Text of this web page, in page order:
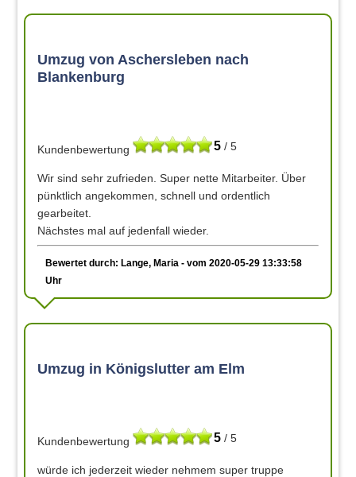
Umzug von Aschersleben nach
Blankenburg
5 / 5
Kundenbewertung
Wir sind sehr zufrieden. Super nette Mitarbeiter. Über
pünktlich angekommen, schnell und ordentlich
gearbeitet.
Nächstes mal auf jedenfall wieder.
Bewertet durch: Lange, Maria - vom 2020-05-29 13:33:58
Uhr
Umzug in Königslutter am Elm
5 / 5
Kundenbewertung
würde ich jederzeit wieder nehmem super truppe